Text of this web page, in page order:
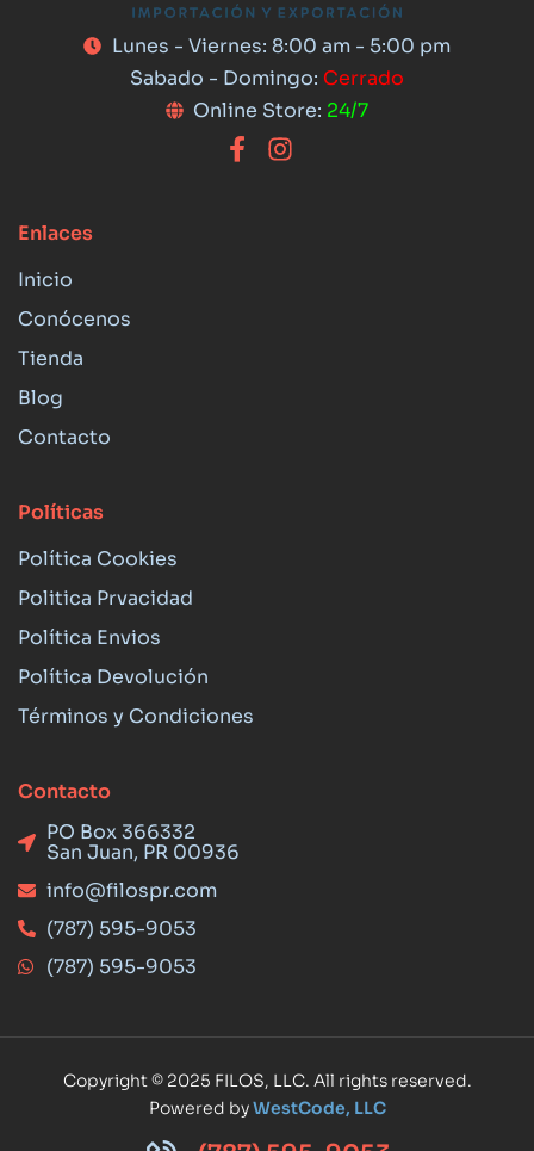
Lunes - Viernes: 8:00 am - 5:00 pm
Sabado - Domingo: Cerrado
Online Store: 24/7
Enlaces
Inicio
Conócenos
Tienda
Blog
Contacto
Políticas
Política Cookies
Politica Prvacidad
Política Envios
Política Devolución
Términos y Condiciones
Contacto
PO Box 366332
San Juan, PR 00936
info@filospr.com
(787) 595-9053
(787) 595-9053
Copyright © 2025 FILOS, LLC. All rights reserved.
Powered byWestCode, LLC